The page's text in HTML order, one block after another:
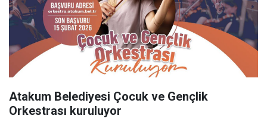
Atakum Belediyesi Çocuk ve Gençlik
Orkestrası kuruluyor